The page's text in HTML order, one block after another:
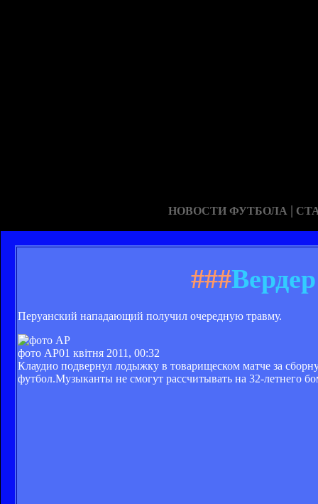
НОВОСТИ ФУТБОЛА |
###
Перуанский нападающий получил очередную травму.
фото AP01 квітня 2011, 00:32
Клаудио подвернул лодыжку в товарищеском матче за
футбол.Музыканты не смогут рассчитывать на 32-летнего